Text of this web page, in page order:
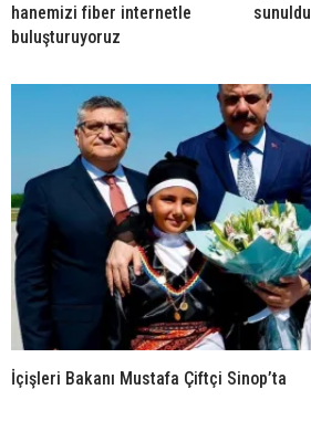
hanemizi fiber internetle
buluşturuyoruz
sunuldu
İçişleri Bakanı Mustafa Çiftçi Sinop’ta